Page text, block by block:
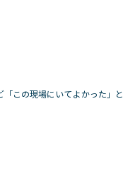
この現場にいてよかった」と